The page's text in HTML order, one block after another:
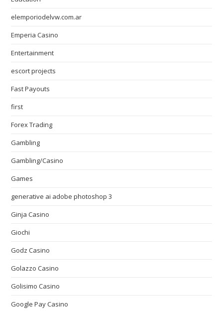
elemporiodelvw.com.ar
Emperia Casino
Entertainment
escort projects
Fast Payouts
first
Forex Trading
Gambling
Gambling/Casino
Games
generative ai adobe photoshop 3
Ginja Casino
Giochi
Godz Casino
Golazzo Casino
Golisimo Casino
Google Pay Casino